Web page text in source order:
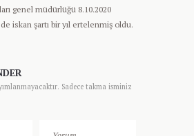
genel müdürlüğü 8.10.2020
iskan şartı bir yıl ertelenmiş oldu.
Sadece takma isminiz